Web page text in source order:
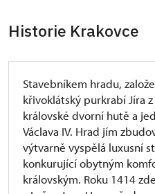
věž (nepřevyšující
k hradbě vymezující
prostory prvního
a náročně ztvárněnou
presbyteriem v
Obranná funkce
dokládají i velká okna
Nejpozoruhodnějším
Historie Krakovce
Stavebníkem hradu,
křivoklátský purkrabí Jíra
královské dvorní hutě a
Václava IV. Hrad jím
výtvarně vyspělá luxusní
konkurující obytným
královským. Roku 1414